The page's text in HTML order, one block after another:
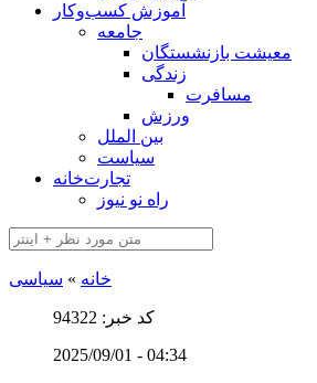
آموزش کسب‌وکار
جامعه
معیشت بازنشستگان
زندگی
مسافرت
ورزش
بین الملل
سیاست
تجارت‌خانه
راه نو نیوز
خانه » سیاسی
کد خبر: 94322
2025/09/01 - 04:34